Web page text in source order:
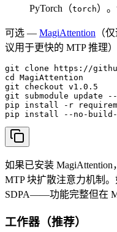
PyTorch（torch）
可选 — MagiAttention （
议用于更快的 MTP 推理）
git clone https://
cd MagiAttention
git checkout v1.0.5
git submodule update
pip install -r
pip install --no-
如果已安装
MTP 块扩散注意力机制
SDPA——功能完整但在
工作器（推荐）